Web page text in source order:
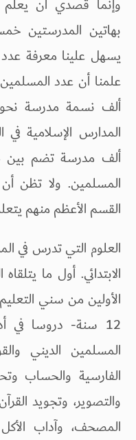
وإنما قصدي أن يعلم
بهاتين المدرستين
يسهل علينا معرفة عدد
علمنا أن عدد
المدارس الإسلامية
ألف مدرسة تضم بين
المسلمين. ولا تظن
القسم الأعظم منهم
العلوم التي تدرس في
الابتدائي. أول ما
الأولين من سني
12 سنة- دروسا
المسلمين الديني
الفارسية والحساب
والتصوير، وتجويد
المصحف، وآداب